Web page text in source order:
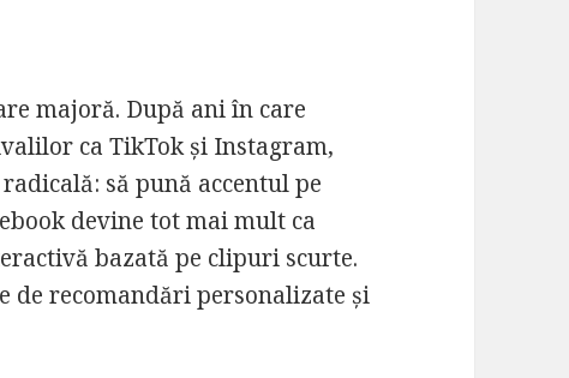
majoră. După ani în care
ca TikTok și Instagram,
să pună accentul pe
devine tot mai mult ca
bazată pe clipuri scurte.
recomandări personalizate și